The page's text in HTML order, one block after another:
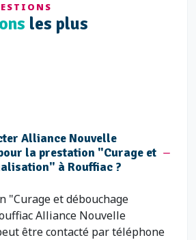
les plus
Alliance Nouvelle
la prestation "Curage et
à Rouffiac ?
"Curage et débouchage
Alliance Nouvelle
être contacté par téléphone